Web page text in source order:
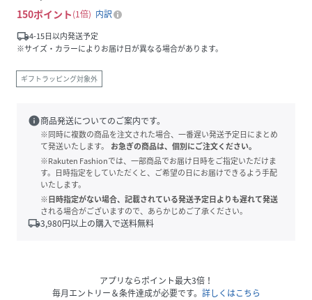
150ポイント 1倍
内訳
local_shipping4-15日以内発送予定
※サイズ・カラーによりお届け日が異なる場合があります。
ギフトラッピング対象外
info商品発送についてのご案内です。
※同時に複数の商品を注文された場合、一番遅い発送予定日にまとめ
て発送いたします。
お急ぎの商品は、個別にご注文ください。
※Rakuten Fashionでは、一部商品でお届け日時をご指定いただけま
す。日時指定をしていただくと、ご希望の日にお届けできるよう手配
いたします。
※日時指定がない場合、記載されている発送予定日よりも遅れて発送
される場合がございますので、あらかじめご了承ください。
local_shipping3,980円以上の購入で送料無料
アプリならポイント最大3倍！
毎月エントリー＆条件達成が必要です。 詳しくはこちら